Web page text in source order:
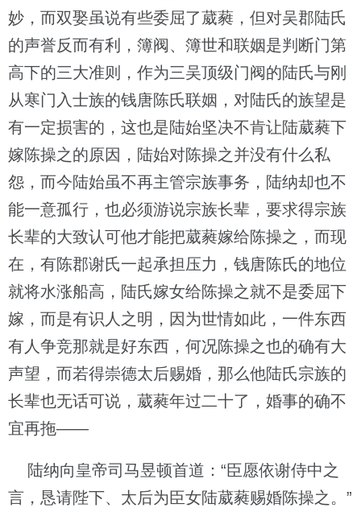
妙，而双娶虽说有些委屈了葳蕤，但对吴郡陆氏
的声誉反而有利，簿阀、簿世和联姻是判断门第
高下的三大准则，作为三吴顶级门阀的陆氏与刚
从寒门入士族的钱唐陈氏联姻，对陆氏的族望是
有一定损害的，这也是陆始坚决不肯让陆葳蕤下
嫁陈操之的原因，陆始对陈操之并没有什么私
怨，而今陆始虽不再主管宗族事务，陆纳却也不
能一意孤行，也必须游说宗族长辈，要求得宗族
长辈的大致认可他才能把葳蕤嫁给陈操之，而现
在，有陈郡谢氏一起承担压力，钱唐陈氏的地位
就将水涨船高，陆氏嫁女给陈操之就不是委屈下
嫁，而是有识人之明，因为世情如此，一件东西
有人争竞那就是好东西，何况陈操之也的确有大
声望，而若得崇德太后赐婚，那么他陆氏宗族的
长辈也无话可说，葳蕤年过二十了，婚事的确不
宜再拖——
陆纳向皇帝司马昱顿首道：“臣愿依谢侍中之
言，恳请陛下、太后为臣女陆葳蕤赐婚陈操之。”